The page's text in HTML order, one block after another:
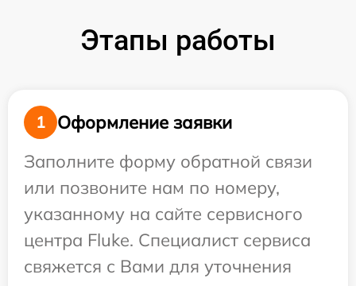
Этапы работы
1
Оформление заявки
Заполните форму обратной связи
или позвоните нам по номеру,
указанному на сайте сервисного
центра Fluke. Специалист сервиса
свяжется с Вами для уточнения